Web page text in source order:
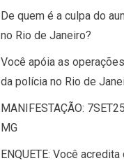
De quem é a culpa do
no Rio de Janeiro?
Você apóia as
da polícia no Rio de
MANIFESTAÇÃO:
MG
ENQUETE: Você